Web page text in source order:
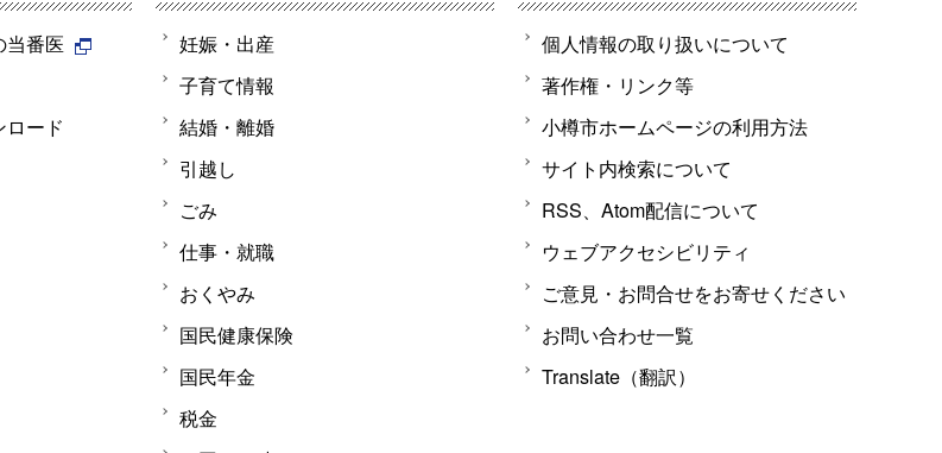
当番医
ード
妊娠・出産
子育て情報
結婚・離婚
引越し
ごみ
仕事・就職
おくやみ
国民健康保険
国民年金
税金
個人情報の取り扱いについて
著作権・リンク等
小樽市ホームページの利用方法
サイト内検索について
RSS、Atom配信について
ウェブアクセシビリティ
ご意見・お問合せをお寄せください
お問い合わせ一覧
Translate（翻訳）